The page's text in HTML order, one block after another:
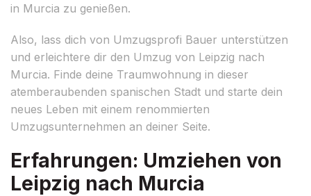
in Murcia zu genießen.
Also, lass dich von Umzugsprofi Bauer unterstützen
und erleichtere dir den Umzug von Leipzig nach
Murcia. Finde deine Traumwohnung in dieser
atemberaubenden spanischen Stadt und starte dein
neues Leben mit einem renommierten
Umzugsunternehmen an deiner Seite.
Erfahrungen: Umziehen von
Leipzig nach Murcia